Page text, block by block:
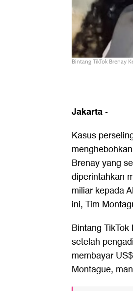
Bintang TikTok Brenay
Jakarta-
Kasus
Brenay yang
diperintahkan
miliar kepada
ini, Tim
Bintang
setelah
membayar
Montague,